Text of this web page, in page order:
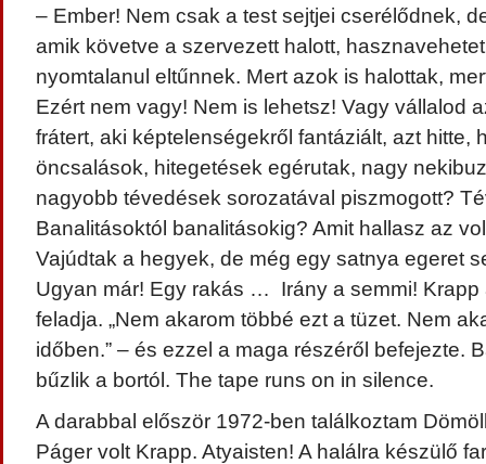
– Ember! Nem csak a test sejtjei cserélődnek,
amik követve a szervezett halott,
nyomtalanul eltűnnek. Mert azok is halottak,
Ezért nem vagy! Nem is lehetsz! Vagy vállalod
frátert, aki képtelenségekről fantáziált, azt hitte,
öncsalások, hitegetések egérutak, nagy
nagyobb tévedések sorozatával piszmogott?
Banalitásoktól banalitásokig? Amit hallasz az
Vajúdtak a hegyek, de még egy satnya egeret
Ugyan már! Egy rakás … Irány a semmi! Krapp
feladja. „Nem akarom többé ezt a tüzet. Nem
időben.” – és ezzel a maga részéről befejezte.
bűzlik a bortól. The tape runs on in silence.
A darabbal először 1972-ben találkoztam
Páger volt Krapp. Atyaisten! A halálra készülő